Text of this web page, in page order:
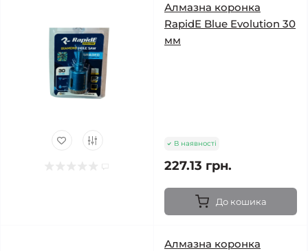
Алмазна коронка
RapidE Blue Evolution 30
мм
В наявності
227.13 грн.
До кошика
Алмазна коронка